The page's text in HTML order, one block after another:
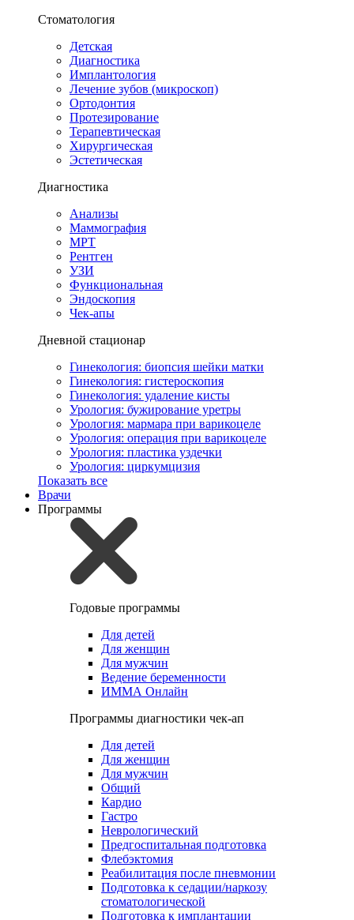
Стоматология
Детская
Диагностика
Имплантология
Лечение зубов (микроскоп)
Ортодонтия
Протезирование
Терапевтическая
Хирургическая
Эстетическая
Диагностика
Анализы
Маммография
МРТ
Рентген
УЗИ
Функциональная
Эндоскопия
Чек-апы
Дневной стационар
Гинекология: биопсия шейки матки
Гинекология: гистероскопия
Гинекология: удаление кисты
Урология: бужирование уретры
Урология: мармара при варикоцеле
Урология: операция при варикоцеле
Урология: пластика уздечки
Урология: циркумцизия
Показать все
Врачи
Программы
Годовые программы
Для детей
Для женщин
Для мужчин
Ведение беременности
ИММА Онлайн
Программы диагностики чек-ап
Для детей
Для женщин
Для мужчин
Общий
Кардио
Гастро
Неврологический
Предгоспитальная подготовка
Флебэктомия
Реабилитация после пневмонии
Подготовка к седации/наркозу
стоматологической
Подготовка к имплантации